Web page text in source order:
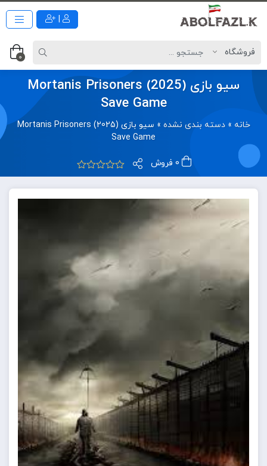
0
سیو بازی Mortanis Prisoners (2025)
Save Game
خانه »دسته بندی نشده »
سیو بازی Mortanis Prisoners (2025)
Save Game